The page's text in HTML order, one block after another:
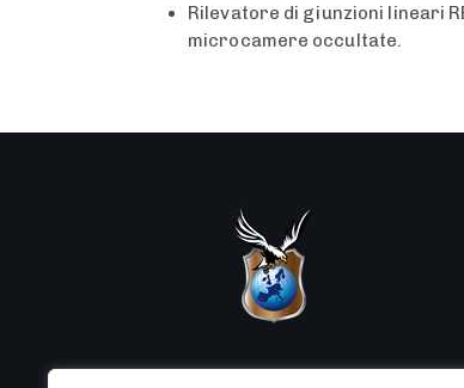
Rilevatore di giunzioni lineari
microcamere occultate.